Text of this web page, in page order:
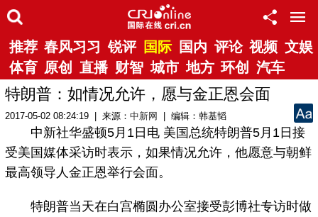
推荐 春风习习 锐评 国际 国内 评论 视频 文娱
体育 原创 直播 财智 城市 地方 环创 汽车
特朗普：如情况允许，愿与金正恩会面
2017-05-02 08:24:19 | 来源：中新网 | 编辑：韩基韬
中新社华盛顿5月1日电 美国总统特朗普5月1日接
受美国媒体采访时表示，如果情况允许，他愿意与朝鲜
最高领导人金正恩举行会面。
特朗普当天在白宫椭圆办公室接受彭博社专访时做